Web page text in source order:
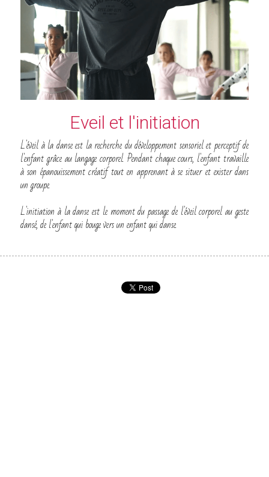
Eveil et l'initiation
L'éveil à la danse est la recherche du développement sensoriel et perceptif de
l'enfant grâce au langage corporel. Pendant chaque cours, l'enfant travaille
à son épanouissement créatif tout en apprenant à se situer et exister dans
un groupe.
L'initiation à la danse est le moment du passage de l'éveil corporel au geste
dansé, de l'enfant qui bouge vers un enfant qui danse.